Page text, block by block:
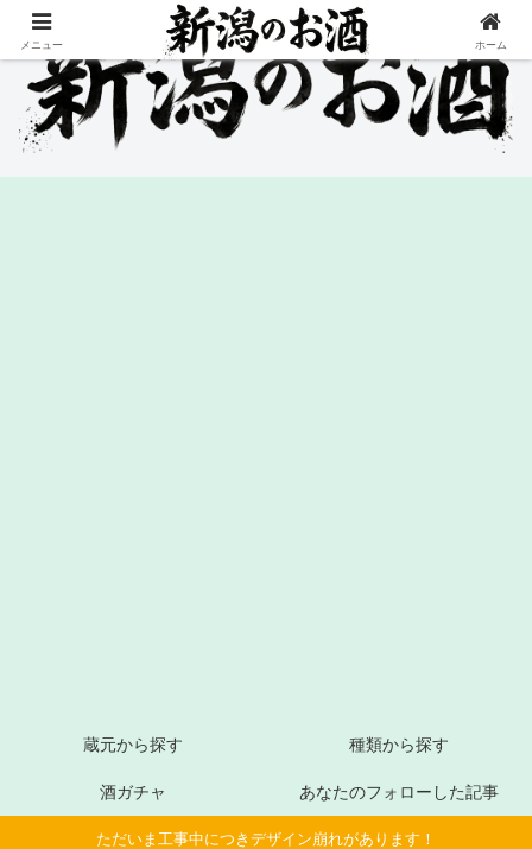
蔵元から探す 種類から探す
酒ガチャ あなたのフォローした記事
ただいま工事中につきデザイン崩れがあります！
メニュー ホーム